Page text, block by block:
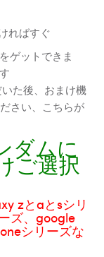
ればすぐ
をゲットできま
た後、おまけ機
さい、こちらが
ダムに
ご選択
zとaとsシリ
ズ、google
シリーズな